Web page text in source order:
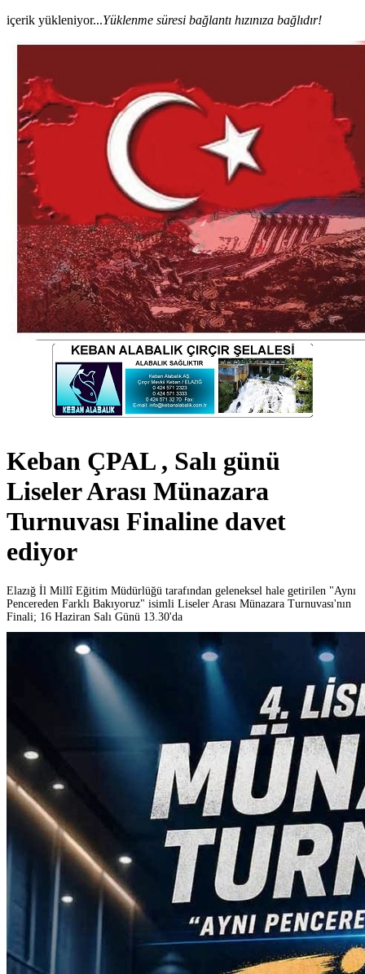
içerik yükleniyor...Yüklenme süresi bağlantı hızınıza bağlıdır!
Keban ÇPAL , Salı günü
Liseler Arası Münazara
Turnuvası Finaline davet
ediyor
Elazığ İl Millî Eğitim Müdürlüğü tarafından geleneksel hale getirilen "Aynı
Pencereden Farklı Bakıyoruz" isimli Liseler Arası Münazara Turnuvası'nın
Finali; 16 Haziran Salı Günü 13.30'da